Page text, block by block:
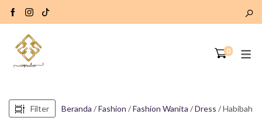
0
Filter Beranda /Fashion /Fashion Wanita /Dress / Habibah